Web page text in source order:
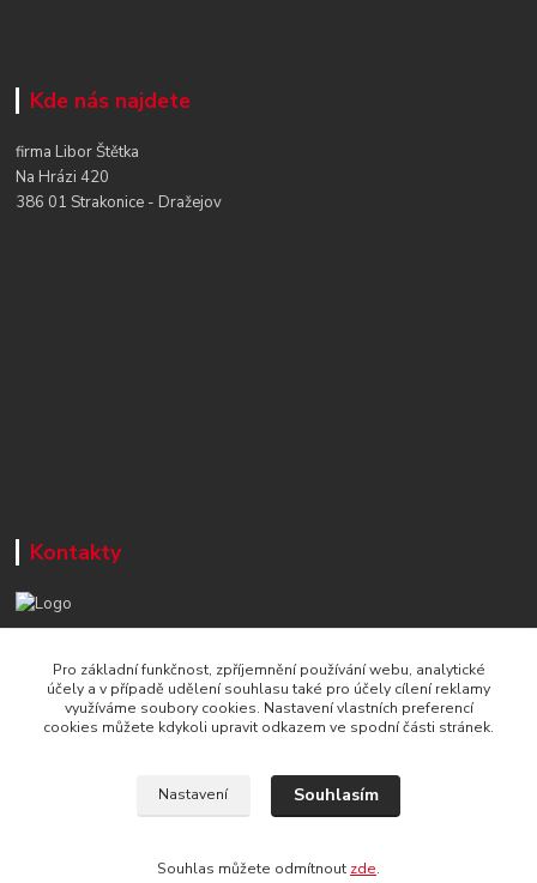
Kde nás najdete
firma Libor Štětka
Na Hrázi 420
386 01 Strakonice - Dražejov
Kontakty
Po-Čt, 8-16 hod./ Pá 8-13 hod.
info@naradi-stetka.cz
Pro základní funkčnost, zpříjemnění používání webu, analytické
účely a v případě udělení souhlasu také pro účely cílení reklamy
využíváme soubory cookies. Nastavení vlastních preferencí
cookies můžete kdykoli upravit odkazem ve spodní části stránek.
Nastavení Souhlasím
Souhlas můžete odmítnout zde.